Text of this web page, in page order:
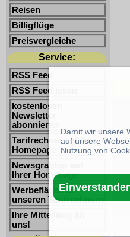
Reisen
Billigflüge
Preisvergleiche
Service:
RSS Feed
RSS Feed lesen
kostenlosen
Newsletter
abonnieren
Tarifrechner auf Ihrer
Homepage
Newsgrabber auf
Ihrer Homepage
Werbefläche auf
unseren Tarifrechnern
Ihre Mitteilung an
uns!
Damit wir unsere
auf unsere
Nutzung von